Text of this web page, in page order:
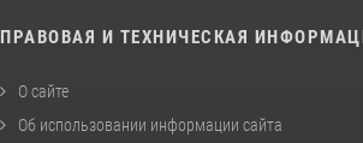
ПРАВОВАЯ И ТЕХНИЧЕСКАЯ
О сайте
Об использовании информации сайта